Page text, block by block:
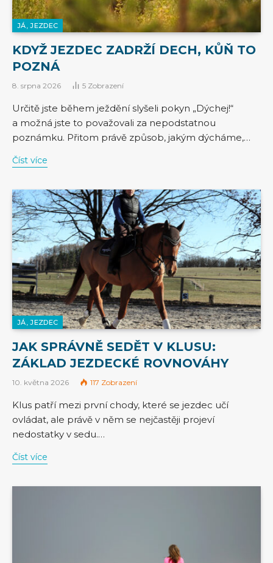
JÁ, JEZDEC
KDYŽ JEZDEC ZADRŽÍ DECH, KŮŇ TO
POZNÁ
8. srpna 2026 5 Zobrazení
Určitě jste během ježdění slyšeli pokyn „Dýchej!“
a možná jste to považovali za nepodstatnou
poznámku. Přitom právě způsob, jakým dýcháme,…
Číst více
JÁ, JEZDEC
JAK SPRÁVNĚ SEDĚT V KLUSU:
ZÁKLAD JEZDECKÉ ROVNOVÁHY
10. května 2026 117 Zobrazení
Klus patří mezi první chody, které se jezdec učí
ovládat, ale právě v něm se nejčastěji projeví
nedostatky v sedu.…
Číst více